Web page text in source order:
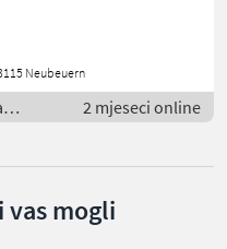
Neubeuern
/
2 mjeseci online
mogli